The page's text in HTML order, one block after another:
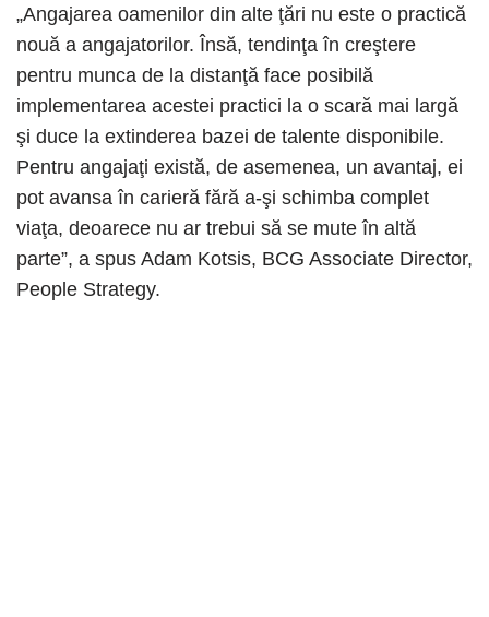
„Angajarea oamenilor din alte ţări nu este o practică
nouă a angajatorilor. Însă, tendinţa în creştere
pentru munca de la distanţă face posibilă
implementarea acestei practici la o scară mai largă
şi duce la extinderea bazei de talente disponibile.
Pentru angajaţi există, de asemenea, un avantaj, ei
pot avansa în carieră fără a-şi schimba complet
viaţa, deoarece nu ar trebui să se mute în altă
parte”, a spus Adam Kotsis, BCG Associate Director,
People Strategy.